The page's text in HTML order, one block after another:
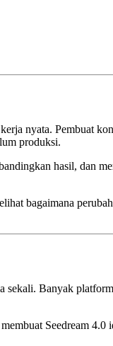
nyata. Pembuat
produksi.
hasil, dan
bagaimana
sekali. Banyak
Seedream 4.0